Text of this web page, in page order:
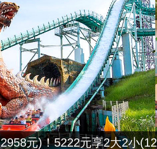
元)！5222元享2大2小